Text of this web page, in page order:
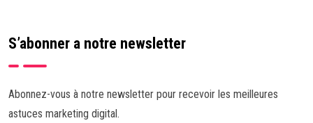
S’abonner a notre newsletter
Abonnez-vous à notre newsletter pour recevoir les meilleures
astuces marketing digital.